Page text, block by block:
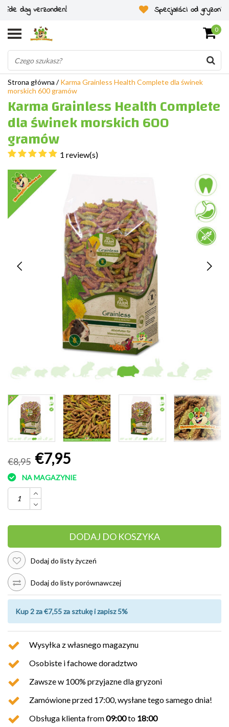
Specjaliści od gryzoni od 2011 roku
0
Strona główna /Karma Grainless Health Complete dla świnek
morskich 600 gramów
Karma Grainless Health Complete
dla świnek morskich 600
gramów
1 review(s)
€8,95 €7,95
NA MAGAZYNIE
DODAJ DO KOSZYKA
Dodaj do listy życzeń
Dodaj do listy porównawczej
Kup 2 za €7,55 za sztukę i zapisz 5%
Wysyłka z własnego magazynu
Osobiste i fachowe doradztwo
Zawsze w 100% przyjazne dla gryzoni
Zamówione przed 17:00, wysłane tego samego dnia!
Obsługa klienta from09:00to 18:00